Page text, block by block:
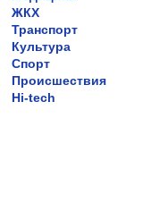
ЖКХ
Транспорт
Культура
Спорт
Происшествия
Hi-tech